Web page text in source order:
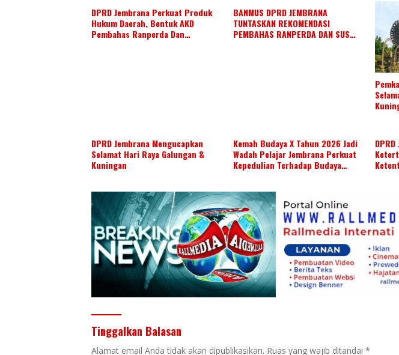
DPRD Jembrana Perkuat Produk
Hukum Daerah, Bentuk AKD
Pembahas Ranperda Dan
BANMUS DPRD JEMBRANA
TUNTASKAN REKOMENDASI
PEMBAHAS RANPERDA DAN SUSUN
DPRD Jembrana Mengucapkan
Selamat Hari Raya Galungan &
Kuningan
Kemah Budaya X Tahun 2026 Jadi
Wadah Pelajar Jembrana Perkuat
Kepedulian Terhadap Budaya
Tinggalkan Balasan
Alamat email Anda tidak akan dipublikasikan. Ruas yang wajib ditandai *